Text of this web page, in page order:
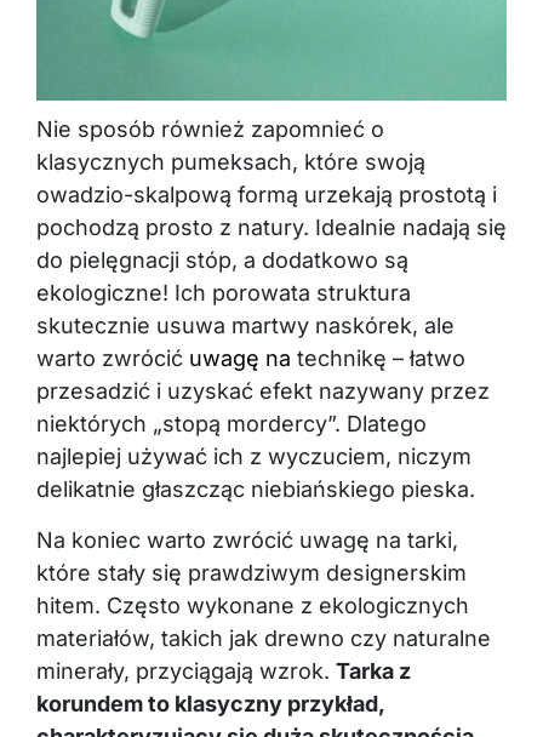
Nie sposób również zapomnieć o
klasycznych pumeksach, które swoją
owadzio-skalpową formą urzekają prostotą i
pochodzą prosto z natury. Idealnie nadają się
do pielęgnacji stóp, a dodatkowo są
ekologiczne! Ich porowata struktura
skutecznie usuwa martwy naskórek, ale
warto zwrócić uwagę na technikę – łatwo
przesadzić i uzyskać efekt nazywany przez
niektórych „stopą mordercy”. Dlatego
najlepiej używać ich z wyczuciem, niczym
delikatnie głaszcząc niebiańskiego pieska.
Na koniec warto zwrócić uwagę na tarki,
które stały się prawdziwym designerskim
hitem. Często wykonane z ekologicznych
materiałów, takich jak drewno czy naturalne
minerały, przyciągają wzrok. Tarka z
korundem to klasyczny przykład,